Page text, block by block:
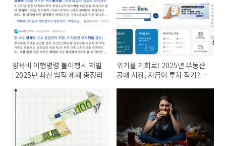
양육비 이행명령 불이행시 처벌
: 2025년 최신 법적 제재 총정리
위기를 기회로! 2025년 부동산
공매 시장, 지금이 투자 적기? 입